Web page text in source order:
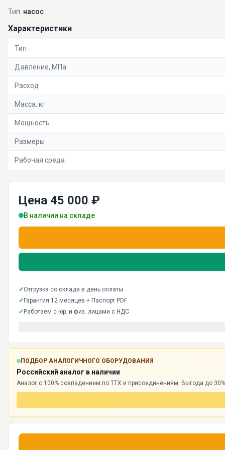
Тип: насос
Характеристики
Тип
Давление, МПа
Расход
Масса, кг
Мощность
Размеры
Рабочая среда
Цена 45 000 ₽
В наличии на складе
✓Отгрузка со склада в день оплаты
✓ Гарантия 12 месяцев + Паспорт PDF
✓ Работаем с юр. и физ. лицами с НДС
ПОДБОР АНАЛОГИЧНОГО ОБОРУДОВАНИЯ
Российский аналог в наличии
Аналог с 100% совпадением по ТТХ и присоединениям. Выгода до